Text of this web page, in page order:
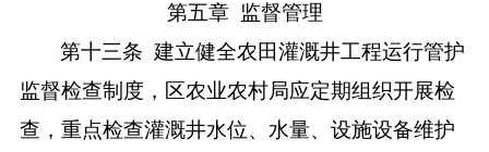
第五章 监督管理
第十三条 建立健全农田灌溉井工程运行管护
监督检查制度，区农业农村局应定期组织开展检
查，重点检查灌溉井水位、水量、设施设备维护